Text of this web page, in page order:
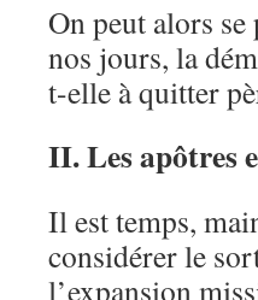
On peut alors
nos jours, la
t-elle à quitter
II. Les apôtres
Il est temps,
considérer le
l’expansion